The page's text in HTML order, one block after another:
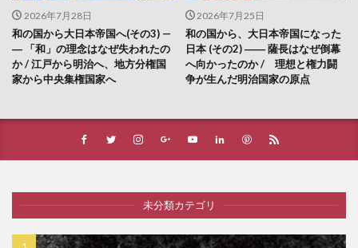
2026年7月28日
和の国から大日本帝国へ(その3) —
― 「和」の理念はなぜ失われたの
か / 江戸から明治へ、地方分権国
家から中央集権国家へ
2026年7月25日
和の国から、大日本帝国になった
日本 (その2) ―― 薩長はなぜ倒幕
へ向かったのか / 理想と権力闘
争が生んだ明治国家の原点
未分類カテゴリ